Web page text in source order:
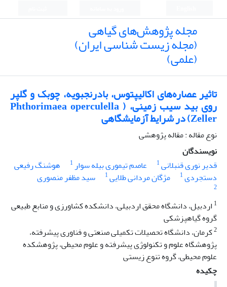
مجله پژوهش‌های گیاهی
(مجله زیست شناسی ایران)
(علمی)
تاثیر عصاره‌های اکالیپتوس، بادرنجبویه، چوبک و گلپر
روی بید سیب زمینی، ( Phthorimaea operculella
(Zeller در شرایط آزمایشگاهی
نوع مقاله : مقاله پژوهشی
نویسندگان
قدیر نوری قنبلانی1 عاصم تیموری بیله سوار1
هوشنگ رفیعی
دستجردی1 مژگان مردانی طلایی1 سید مظفر منصوری
2
1 اردبیل، دانشگاه محقق اردبیلی، دانشکده کشاورزی و منابع طبیعی
گروه گیاهپزشکی
2کرمان، دانشگاه تحصیلات تکمیلی صنعتی و فناوری پیشرفته،
پژوهشگاه علوم و تکنولوژی پیشرفته و علوم محیطی، پژوهشکده
علوم محیطی، گروه تنوع زیستی
چکیده